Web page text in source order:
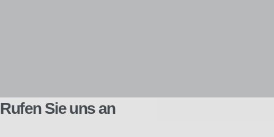
Rufen Sie uns an